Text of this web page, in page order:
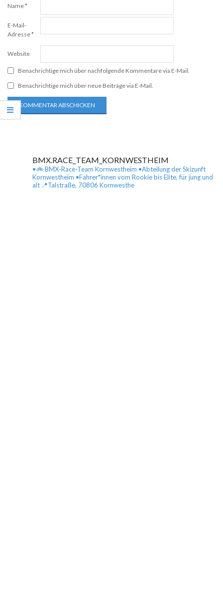
Name*
E-Mail-
Adresse*
Website
Benachrichtige mich über nachfolgende Kommentare via E-Mail.
Benachrichtige mich über neue Beiträge via E-Mail.
BMX.RACE_TEAM_KORNWESTHEIM
•🚲 BMX-Race-Team Kornwestheim •Abteilung der Skizunft
Kornwestheim •Fahrer*innen vom Rookie bis Elite, für jung und
alt 📍Talstraße, 70806 Kornwesthe